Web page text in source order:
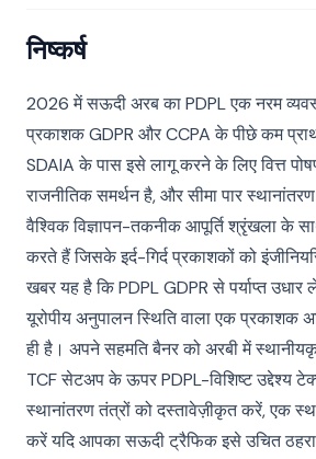
निष्कर्ष
2026 में सऊदी अरब का PDPL एक नरम
प्रकाशक GDPR और CCPA के पीछे कम
SDAIA के पास इसे लागू करने के लिए वित्त
राजनीतिक समर्थन है, और सीमा पार
वैश्विक विज्ञापन-तकनीक आपूर्ति श्रृंखला के
करते हैं जिसके इर्द-गिर्द प्रकाशकों को
खबर यह है कि PDPL GDPR से पर्याप्त उधार
यूरोपीय अनुपालन स्थिति वाला एक प्रकाशक
ही है। अपने सहमति बैनर को अरबी में
TCF सेटअप के ऊपर PDPL-विशिष्ट उद्देश्य
स्थानांतरण तंत्रों को दस्तावेज़ीकृत करें, एक
करें यदि आपका सऊदी ट्रैफिक इसे उचित